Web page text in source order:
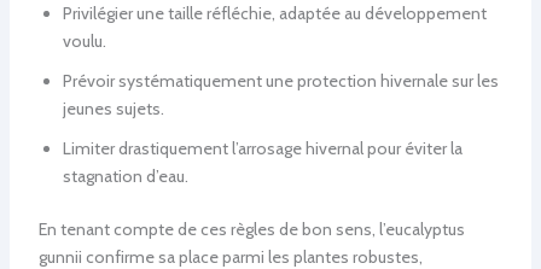
Privilégier une taille réfléchie, adaptée au développement
voulu.
Prévoir systématiquement une protection hivernale sur les
jeunes sujets.
Limiter drastiquement l’arrosage hivernal pour éviter la
stagnation d’eau.
En tenant compte de ces règles de bon sens, l’eucalyptus
gunnii confirme sa place parmi les plantes robustes,